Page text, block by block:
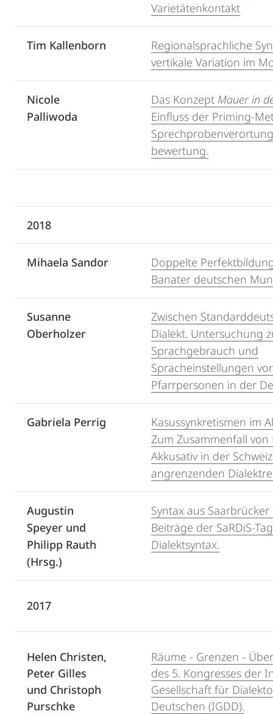
Varietätenkontakt
Tim Kallenborn
Regionalsprachliche
vertikale Variation im
Nicole
Palliwoda
Das Konzept Mauer in
Einfluss der Priming-
bewertung.
2018
Mihaela Sandor
Doppelte
Banater deutschen
Susanne
Oberholzer
Zwischen
Dialekt. Untersuchung
Sprachgebrauch und
Spracheinstellungen
Pfarrpersonen in der
Gabriela Perrig
Kasussynkretismen im
Zum Zusammenfall
Akkusativ in der
angrenzenden
Augustin
Speyer und
Philipp Rauth
(Hrsg.)
Syntax aus Saarbrücker
Beiträge der SaRDiS-
Dialektsyntax.
2017
Helen Christen,
Peter Gilles
und Christoph
Purschke
Räume - Grenzen -
des 5. Kongresses der
Gesellschaft für
Deutschen (IGDD).